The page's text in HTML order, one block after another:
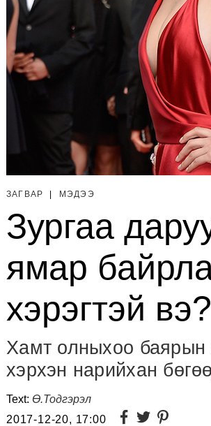
ЗАГВАР МЭДЭЭ
Зургаа
ямар
хэрэгтэй вэ?
Хамт олныхоо баярын
хэрхэн нарийхан
Text: Ө.Тодгэрэл
2017-12-20, 17:00